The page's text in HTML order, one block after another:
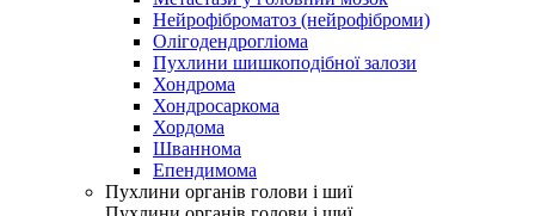
Нейрофіброматоз (нейрофіброми)
Олігодендрогліома
Пухлини шишкоподібної залози
Хондрома
Хондросаркома
Хордома
Шваннома
Епендимома
Пухлини органів голови і шиї